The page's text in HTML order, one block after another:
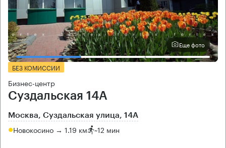
Еще фото
БЕЗ КОМИССИИ
Бизнес-центр
Суздальская 14А
Москва, Суздальская улица, 14А
Новокосино → 1.19 км ~12 мин